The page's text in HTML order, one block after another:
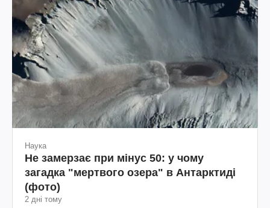
Наука
Не замерзає при мінус 50: у чому
загадка "мертвого озера" в Антарктиді
(фото)
2 дні тому